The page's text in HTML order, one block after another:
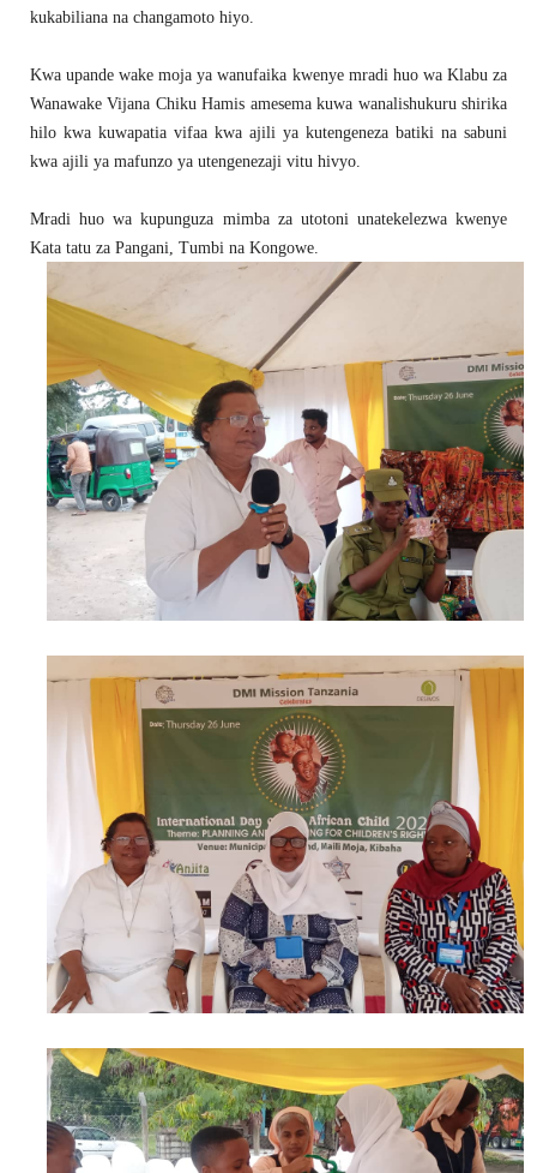
kukabiliana na changamoto hiyo.
Kwa upande wake moja ya wanufaika kwenye mradi huo wa Klabu za
Wanawake Vijana Chiku Hamis amesema kuwa wanalishukuru shirika
hilo kwa kuwapatia vifaa kwa ajili ya kutengeneza batiki na sabuni
kwa ajili ya mafunzo ya utengenezaji vitu hivyo.
Mradi huo wa kupunguza mimba za utotoni unatekelezwa kwenye
Kata tatu za Pangani, Tumbi na Kongowe.